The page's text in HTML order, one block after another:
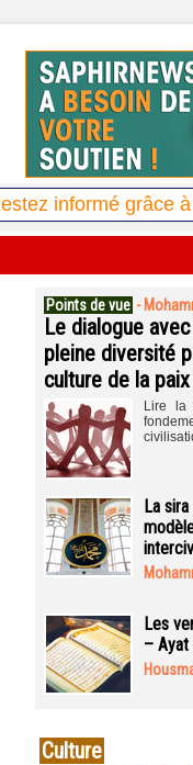
Points de vue -
Le dialogue
pleine diversité
culture de la
Lire la
La
Les
– Ayat
Culture